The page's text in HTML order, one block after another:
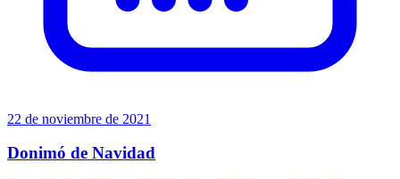
22 de noviembre de 2021
Donimó de Navidad